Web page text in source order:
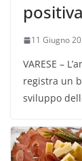
positiva
11 Giugno
VARESE –
registra un
sviluppo